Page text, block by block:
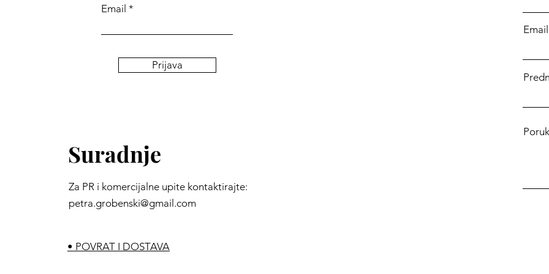
Hollywood Smile:
Napišite komentar...
Email
Prijava
Suradnje
Za PR i komercijalne upite kontaktirajte:
petra.grobenski@gmail.com
• POVRAT I DOSTAVA
Email